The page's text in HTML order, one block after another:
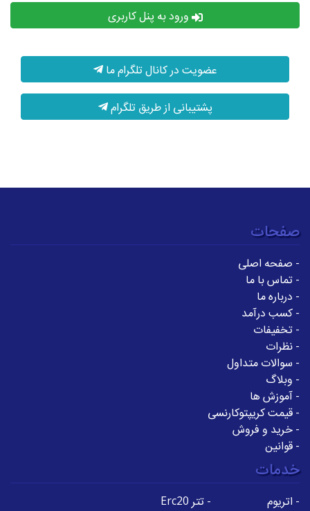
عضویت در کانال تلگرام ما
پشتیبانی از طریق تلگرام
صفحات
- صفحه اصلی
- تماس با ما
- درباره ما
- کسب درآمد
- تخفیفات
- نظرات
- سوالات متداول
- وبلاگ
- آموزش ها
- قیمت کریپتوکارنسی
- خرید و فروش
- قوانین
خدمات
- اتریوم
- تتر Erc20